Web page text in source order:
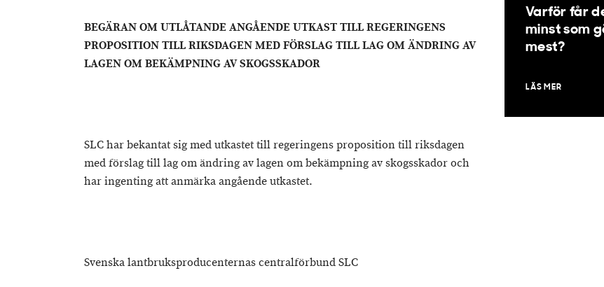
BEGÄRAN OM UTLÅTANDE ANGÅENDE UTKAST TILL REGERINGENS
PROPOSITION TILL RIKSDAGEN MED FÖRSLAG TILL LAG OM ÄNDRING AV
LAGEN OM BEKÄMPNING AV SKOGSSKADOR
SLC har bekantat sig med utkastet till regeringens proposition till riksdagen
med förslag till lag om ändring av lagen om bekämpning av skogsskador och
har ingenting att anmärka angående utkastet.
Svenska lantbruksproducenternas centralförbund SLC
Varför får
minst som
mest?
LÄS MER